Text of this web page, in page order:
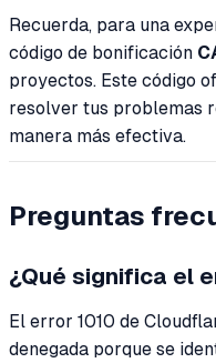
Recuerda, para una
código de bonificación
proyectos. Este código
resolver tus problemas
manera más efectiva.
Preguntas
¿Qué significa el
El error 1010 de
denegada porque se